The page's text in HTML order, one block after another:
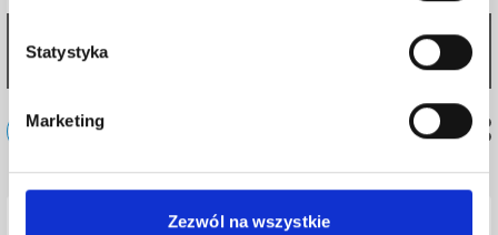
Statystyka
Marketing
Zezwól na wszystkie
[145] Praktyczny wyświetlacz z czterema przewodami cz.
Sprzęt